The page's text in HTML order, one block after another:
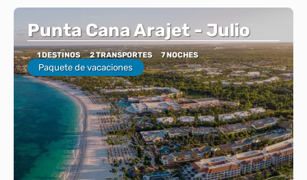
Punta Cana Arajet - Julio
1 DESTINOS 2 TRANSPORTES 7 NOCHES
Paquete de vacaciones